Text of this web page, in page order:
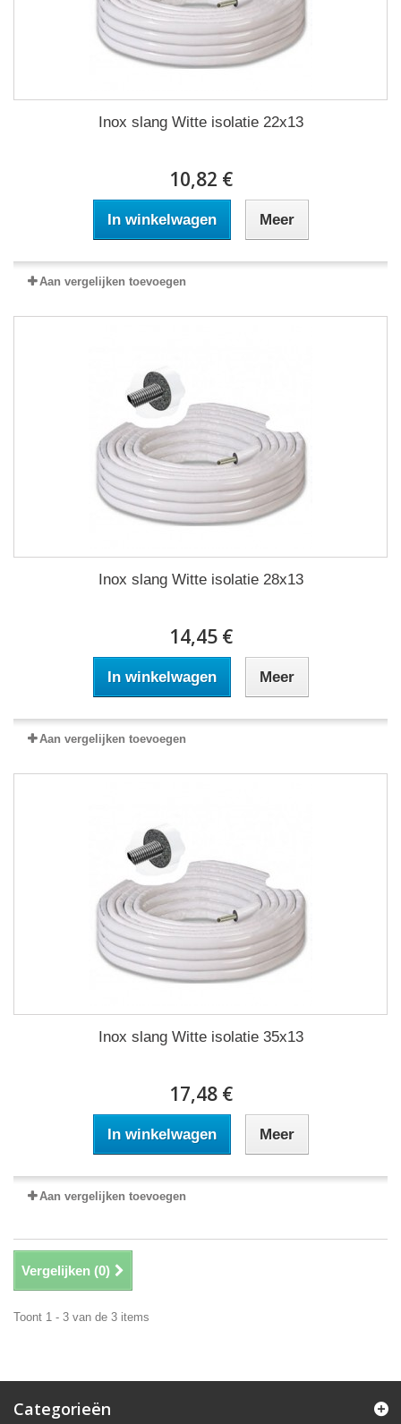
Inox slang Witte isolatie 22x13
10,82 €
In winkelwagen Meer
Aan vergelijken toevoegen
Inox slang Witte isolatie 28x13
14,45 €
In winkelwagen Meer
Aan vergelijken toevoegen
Inox slang Witte isolatie 35x13
17,48 €
In winkelwagen Meer
Aan vergelijken toevoegen
Vergelijken (0)
Toont 1 - 3 van de 3 items
Categorieën